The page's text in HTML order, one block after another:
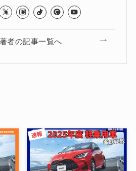
者の記事一覧へ